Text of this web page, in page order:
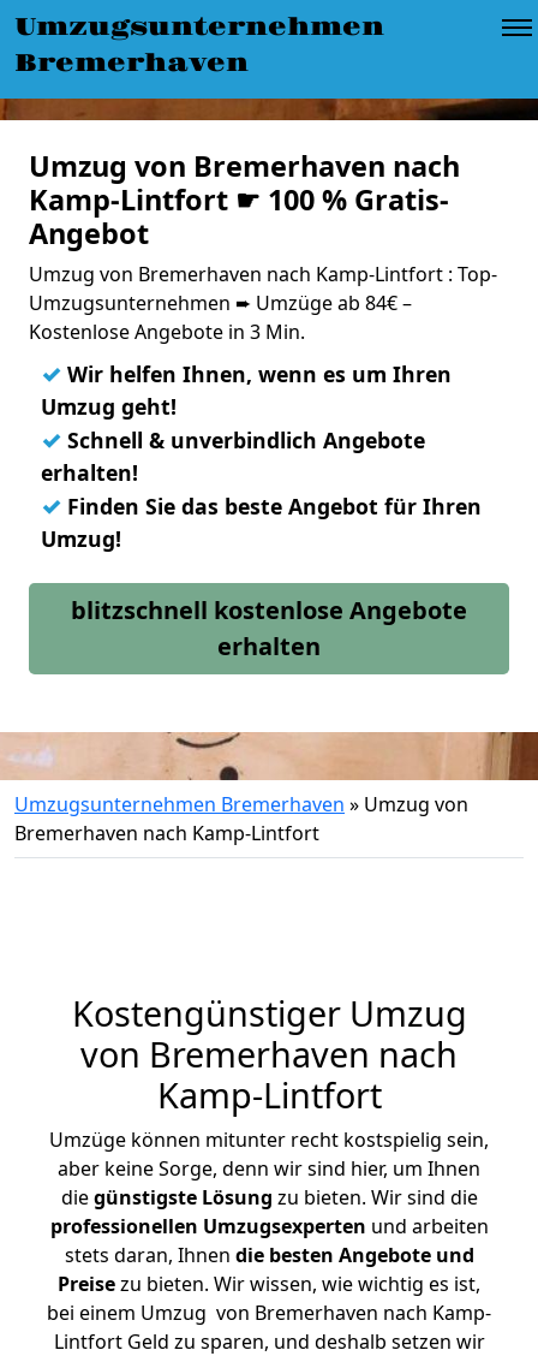
Umzugsunternehmen
Bremerhaven
Umzug von Bremerhaven nach
Kamp-Lintfort ☛ 100 % Gratis-
Angebot
Umzug von Bremerhaven nach Kamp-Lintfort : Top-
Umzugsunternehmen ➨ Umzüge ab 84€ –
Kostenlose Angebote in 3 Min.
✓ Wir helfen Ihnen, wenn es um Ihren
Umzug geht!
✓ Schnell & unverbindlich Angebote
erhalten!
✓ Finden Sie das beste Angebot für Ihren
Umzug!
blitzschnell kostenlose Angebote
erhalten
Umzugsunternehmen Bremerhaven » Umzug von
Bremerhaven nach Kamp-Lintfort
Kostengünstiger Umzug
von Bremerhaven nach
Kamp-Lintfort
Umzüge können mitunter recht kostspielig sein,
aber keine Sorge, denn wir sind hier, um Ihnen
diegünstigste Lösung zu bieten. Wir sind die
professionellen Umzugsexperten und arbeiten
stets daran, Ihnen die besten Angebote und
Preisezu bieten. Wir wissen, wie wichtig es ist,
bei einem Umzug von Bremerhaven nach Kamp-
Lintfort Geld zu sparen, und deshalb setzen wir